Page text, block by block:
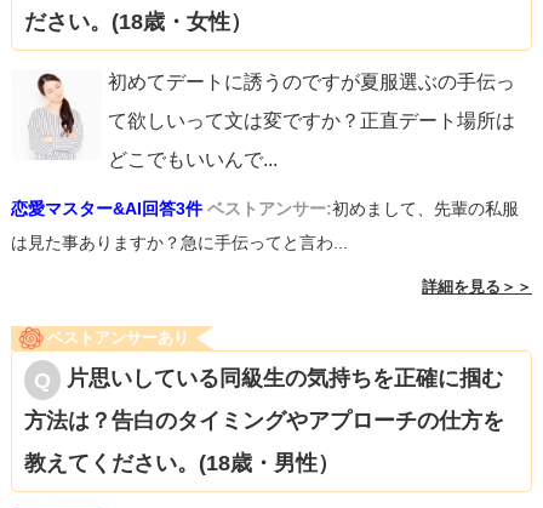
ださい。(18歳・女性）
初めてデートに誘うのですが夏服選ぶの手伝っ
て欲しいって文は変ですか？正直デート場所は
どこでもいいんで...
恋愛マスター&AI回答3件 ベストアンサー:初めまして、先輩の私服
は見た事ありますか？急に手伝ってと言わ...
詳細を見る＞＞
ベストアンサーあり
片思いしている同級生の気持ちを正確に掴む
方法は？告白のタイミングやアプローチの仕方を
教えてください。(18歳・男性）